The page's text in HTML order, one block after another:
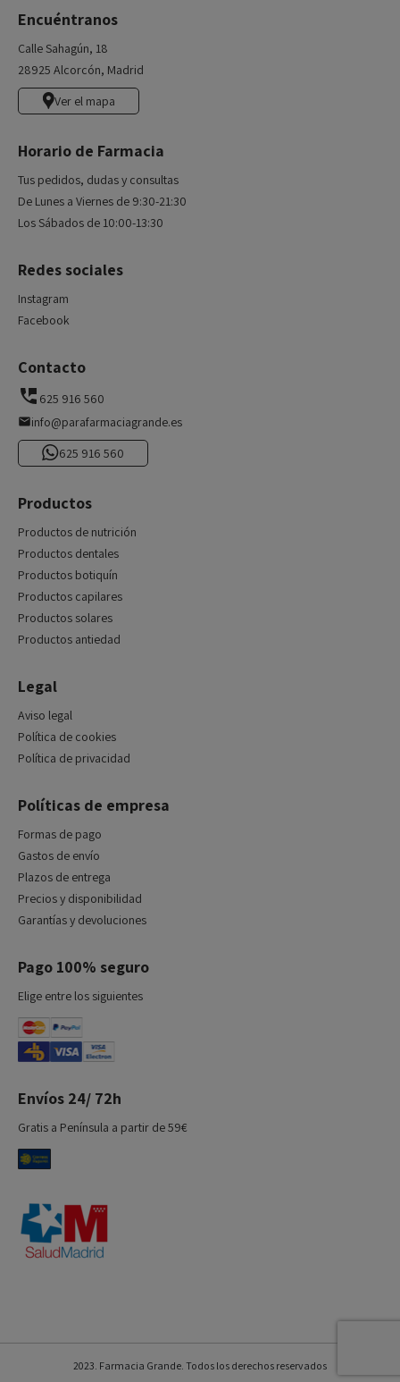
Encuéntranos
Calle Sahagún, 18
28925 Alcorcón, Madrid
Ver el mapa
Horario de Farmacia
Tus pedidos, dudas y consultas
De Lunes a Viernes de 9:30-21:30
Los Sábados de 10:00-13:30
Redes sociales
Instagram
Facebook
Contacto
625 916 560
info@parafarmaciagrande.es
625 916 560
Productos
Productos de nutrición
Productos dentales
Productos botiquín
Productos capilares
Productos solares
Productos antiedad
Legal
Aviso legal
Política de cookies
Política de privacidad
Políticas de empresa
Formas de pago
Gastos de envío
Plazos de entrega
Precios y disponibilidad
Garantías y devoluciones
Pago 100% seguro
Elige entre los siguientes
Envíos 24/ 72h
Gratis a Península a partir de 59€
2023. Farmacia Grande. Todos los derechos reservados